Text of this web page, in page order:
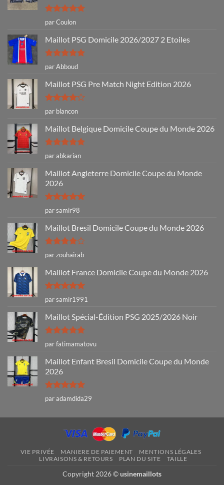
Note5sur
5
par Coulon
Maillot PSG Domicile 2026/2027 2 Etoiles
Note5sur
5
par Abboud
Maillot PSG Pre Match Night Edition 2026
Note4
sur 5
par blancon
Maillot Belgique Domicile Coupe du Monde 2026
Note5sur
5
par abkarian
Maillot Angleterre Domicile Coupe du Monde
2026
Note5sur
5
par samir98
Maillot Bresil Domicile Coupe du Monde 2026
Note4
sur 5
par zouhairab
Maillot France Domicile Coupe du Monde 2026
Note5sur
5
par samir1991
Maillot Spécial-Édition PSG 2025/2026 Noir
Note5sur
5
par fatimamatovu
Maillot Enfant Bresil Domicile Coupe du Monde
2026
Note5sur
5
par adamdida29
VIE PRIVÉE MANIERE DE PAIEMENT
MENTIONS LÉGALES
LIVRAISONS & RETOURS
PLAN DU SITE TAILLE
Copyright 2026 ©usinemaillots